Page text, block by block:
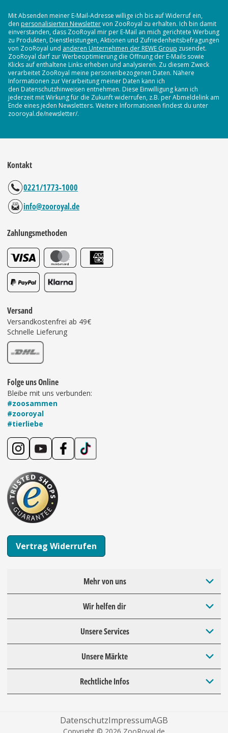
Mit Absenden meiner E-Mail-Adresse willige ich bis auf Widerruf ein,
den personalisierten Newslettervon ZooRoyal zu erhalten. Ich bin damit
einverstanden, dass ZooRoyal mir per E-Mail an mich gerichtete Werbung
zu Produkten, Dienstleistungen, Aktionen und Zufriedenheitsbefragungen
von ZooRoyal und anderen Unternehmen der REWE Group zusendet.
ZooRoyal darf zur Werbeoptimierung die Öffnung der E-Mails sowie
Klicks auf enthaltene Links erheben und analysieren. Zu diesem Zweck
verarbeitet ZooRoyal meine personenbezogenen Daten. Nähere
Informationen zur Verarbeitung meiner Daten kann ich
den Datenschutzhinweisen entnehmen. Diese Einwilligung kann ich
jederzeit mit Wirkung für die Zukunft widerrufen, z.B. per Abmeldelink am
Ende eines jeden Newsletters. Weitere Informationen findest du unter
zooroyal.de/newsletter/.
Kontakt
0221/1773-1000
info@zooroyal.de
Zahlungsmethoden
Versand
Versandkostenfrei ab 49€
Schnelle Lieferung
Folge uns Online
Bleibe mit uns verbunden:
#zoosammen
#zooroyal
#tierliebe
Vertrag Widerrufen
Mehr von uns
Wir helfen dir
Unsere Services
Unsere Märkte
Rechtliche Infos
DatenschutzImpressumAGB
Copyright © 2026 ZooRoyal.de